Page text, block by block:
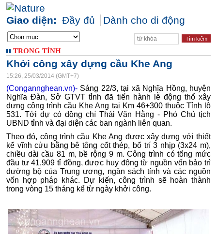
Giao diện: Đầy đủ Dành cho di động
TRONG TỈNH
Khởi công xây dựng cầu Khe Ang
15:26, 25/03/2014 (GMT+7)
(Congannghean.vn)- Sáng 22/3, tại xã Nghĩa Hồng, huyện
Nghĩa Đàn, Sở GTVT tỉnh đã tiến hành lễ động thổ xây
dựng công trình cầu Khe Ang tại Km 46+300 thuộc Tỉnh lộ
531. Tới dự có đồng chí Thái Văn Hằng - Phó Chủ tịch
UBND tỉnh và đại diện các ban ngành liên quan.
Theo đó, công trình cầu Khe Ang được xây dựng với thiết
kế vĩnh cửu bằng bê tông cốt thép, bố trí 3 nhịp (3x24 m),
chiều dài cầu 81 m, bề rộng 9 m. Công trình có tổng mức
đầu tư 41,909 tỉ đồng, được huy động từ nguồn vốn bảo trì
đường bộ của Trung ương, ngân sách tỉnh và các nguồn
vốn hợp pháp khác. Dự kiến, công trình sẽ hoàn thành
trong vòng 15 tháng kể từ ngày khởi công.